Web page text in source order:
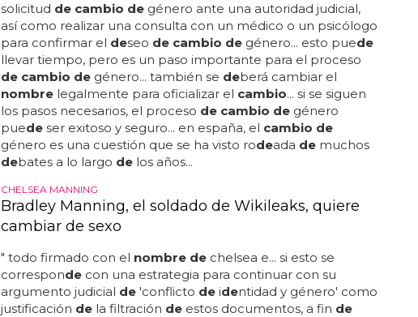
solicitud de cambio degénero ante una autoridad judicial,
así como realizar una consulta con un médico o un psicólogo
para confirmar el deseo de cambio degénero... esto puede
llevar tiempo, pero es un paso importante para el proceso
de cambio degénero... también se deberá cambiar el
nombrelegalmente para oficializar el cambio... si se siguen
los pasos necesarios, el proceso de cambio degénero
puedeser exitoso y seguro... en españa, el cambio de
género es una cuestión que se ha visto rodeada demuchos
debates a lo largo delos años...
CHELSEA MANNING
Bradley Manning, el soldado de Wikileaks, quiere
cambiar de sexo
" todo firmado con el nombre dechelsea e... si esto se
correspondecon una estrategia para continuar con su
argumento judicial de'conflicto deidentidad y género' como
justificación dela filtración deestos documentos, a fin de